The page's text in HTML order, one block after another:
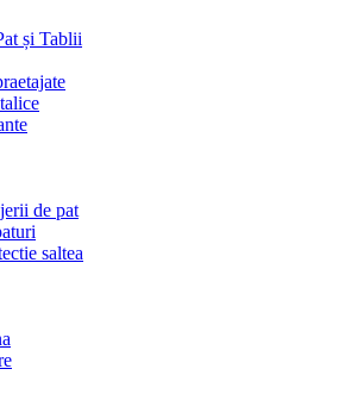
și Tablii
de pat
saltea